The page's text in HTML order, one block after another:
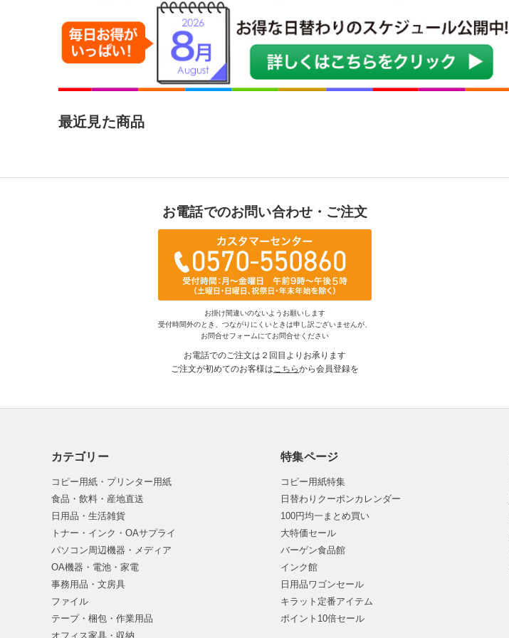
最近見た商品
お電話でのお問い合わせ・ご注文
お掛け間違いのないようお願いします
受付時間外のとき、つながりにくいときは申し訳ございませんが、
お問合せフォームにてお問合せください
お電話でのご注文は２回目よりお承ります
ご注文が初めてのお客様は こちらから会員登録を
カテゴリー
コピー用紙・プリンター用紙
食品・飲料・産地直送
日用品・生活雑貨
トナー・インク・OAサプライ
パソコン周辺機器・メディア
OA機器・電池・家電
事務用品・文房具
ファイル
テープ・梱包・作業用品
オフィス家具・収納
特集ページ
コピー用紙特集
日替わりクーポンカレンダー
100円均一まとめ買い
大特価セール
バーゲン食品館
インク館
日用品ワゴンセール
キラット定番アイテム
ポイント10倍セール